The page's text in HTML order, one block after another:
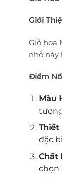
Giới
Giỏ hoa
nhỏ này
Điểm
Màu
Thiết
đặc
Chất
chọn